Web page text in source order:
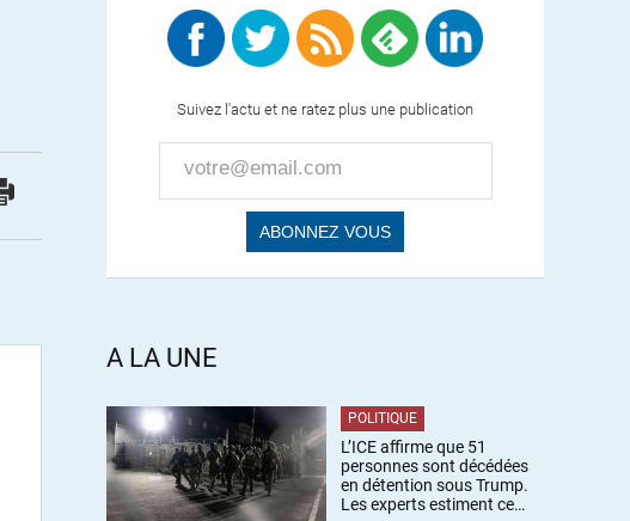
Suivez l'actu et ne ratez plus une publication
A LA UNE
POLITIQUE
L’ICE affirme que 51
personnes sont décédées
en détention sous Trump.
Les experts estiment ce